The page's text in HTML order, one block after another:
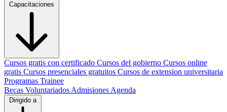
Capacitaciones
Cursos gratis con certificado Cursos del gobierno Cursos online
gratis Cursos presenciales gratuitos Cursos de extension universitaria
Programas Trainee
Becas Voluntariados Admisiones Agenda
Dirigido a